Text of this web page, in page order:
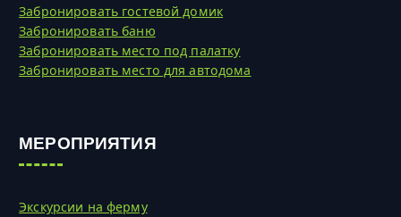
Забронировать гостевой домик
Забронировать баню
Забронировать место под палатку
Забронировать место для автодома
МЕРОПРИЯТИЯ
Экскурсии на ферму